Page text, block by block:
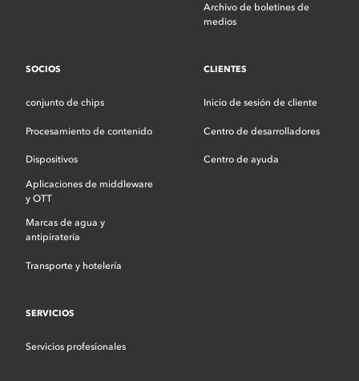
Archivo de boletines de
medios
SOCIOS
conjunto de chips
Procesamiento de contenido
Dispositivos
Aplicaciones de middleware
y OTT
Marcas de agua y
antipiratería
Transporte y hotelería
CLIENTES
Inicio de sesión de cliente
Centro de desarrolladores
Centro de ayuda
SERVICIOS
Servicios profesionales